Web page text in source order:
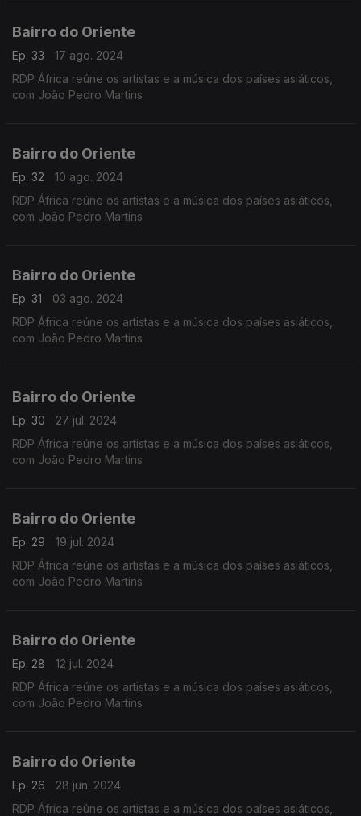
Bairro do Oriente
Ep. 33
17 ago. 2024
RDP África reúne os artistas e a música dos países asiáticos,
com João Pedro Martins
Bairro do Oriente
Ep. 32
10 ago. 2024
RDP África reúne os artistas e a música dos países asiáticos,
com João Pedro Martins
Bairro do Oriente
Ep. 31
03 ago. 2024
RDP África reúne os artistas e a música dos países asiáticos,
com João Pedro Martins
Bairro do Oriente
Ep. 30
27 jul. 2024
RDP África reúne os artistas e a música dos países asiáticos,
com João Pedro Martins
Bairro do Oriente
Ep. 29
19 jul. 2024
RDP África reúne os artistas e a música dos países asiáticos,
com João Pedro Martins
Bairro do Oriente
Ep. 28
12 jul. 2024
RDP África reúne os artistas e a música dos países asiáticos,
com João Pedro Martins
Bairro do Oriente
Ep. 26
28 jun. 2024
RDP África reúne os artistas e a música dos países asiáticos,